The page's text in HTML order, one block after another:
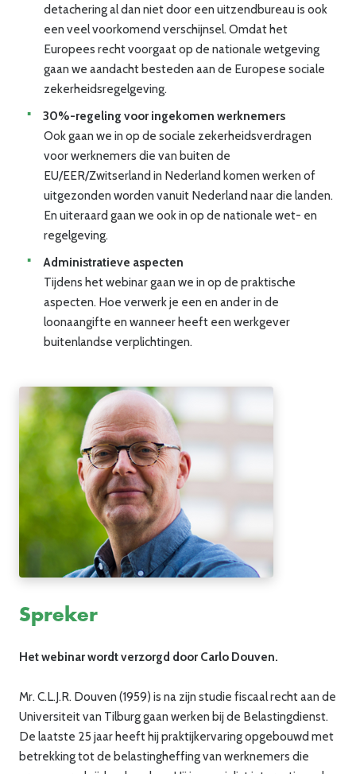
detachering al dan niet door een uitzendbureau is ook
een veel voorkomend verschijnsel. Omdat het
Europees recht voorgaat op de nationale wetgeving
gaan we aandacht besteden aan de Europese sociale
zekerheidsregelgeving.
30%-regeling voor ingekomen werknemers
Ook gaan we in op de sociale zekerheidsverdragen
voor werknemers die van buiten de
EU/EER/Zwitserland in Nederland komen werken of
uitgezonden worden vanuit Nederland naar die landen.
En uiteraard gaan we ook in op de nationale wet- en
regelgeving.
Administratieve aspecten
Tijdens het webinar gaan we in op de praktische
aspecten. Hoe verwerk je een en ander in de
loonaangifte en wanneer heeft een werkgever
buitenlandse verplichtingen.
Spreker
Het webinar wordt verzorgd door Carlo Douven.
Mr. C.L.J.R. Douven (1959) is na zijn studie fiscaal recht aan de
Universiteit van Tilburg gaan werken bij de Belastingdienst.
De laatste 25 jaar heeft hij praktijkervaring opgebouwd met
betrekking tot de belastingheffing van werknemers die